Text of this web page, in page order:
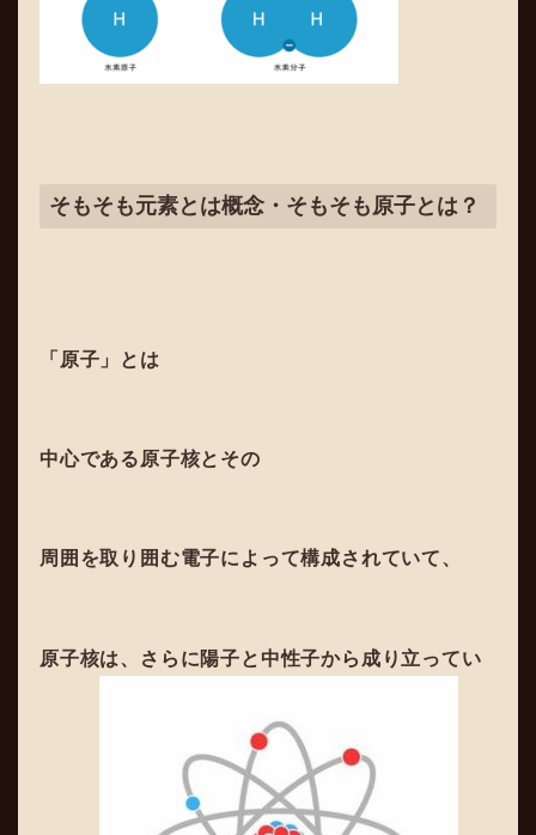
そもそも元素とは概念・そもそも原子とは？
「原子」とは
中心である原子核とその
周囲を取り囲む電子によって構成されていて、
原子核は、さらに陽子と中性子から成り立ってい